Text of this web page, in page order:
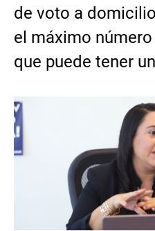
de voto a
el máximo
que puede tener